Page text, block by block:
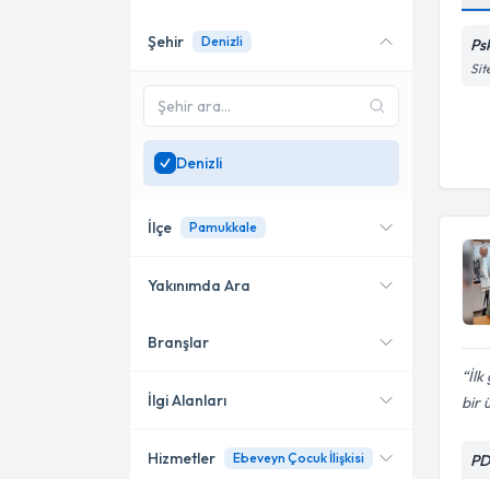
İlk
bir
Online danışmanlık sunan
SadeceDenizli
uzman ara
Şehir Denizli
Denizli
İlçe Pamukkale
Pamukkale
Yakınımda Ara
Konumuma yakın uzmanları
Branşlar
Psikolojik Danışman
İlgi Alanları
Hizmetler Ebeveyn Çocuk İlişkisi